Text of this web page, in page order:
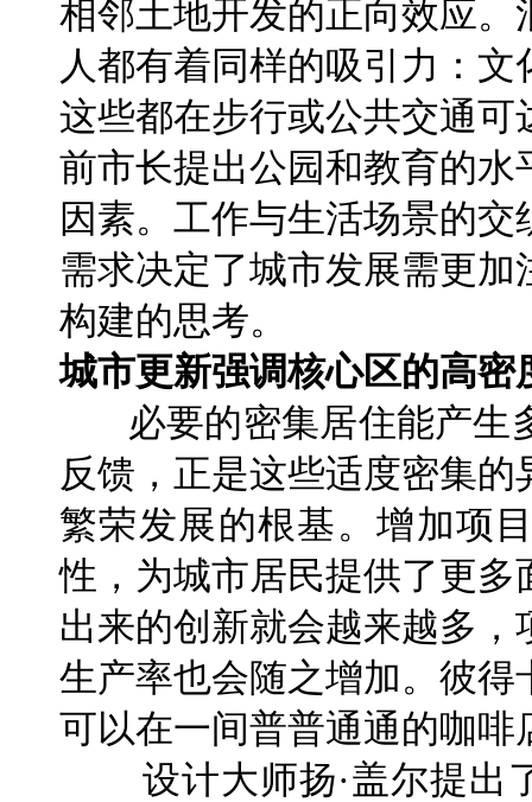
相邻土地开发的正向效应
人都有着同样的吸引力：
这些都在步行或公共交通
前市长提出公园和教育的
因素。工作与生活场景的
需求决定了城市发展需更
构建的思考。
城市更新强调核心区的高密
必要的密集居住能产生
反馈，正是这些适度密集
繁荣发展的根基。增加项
性，为城市居民提供了更
出来的创新就会越来越多
生产率也会随之增加。彼
可以在一间普普通通的咖
设计大师扬·盖尔提出了